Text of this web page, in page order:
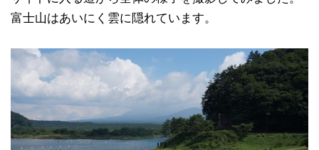
富士山はあいにく雲に隠れています。